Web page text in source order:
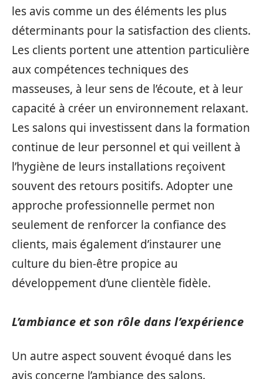
les avis comme un des éléments les plus
déterminants pour la satisfaction des clients.
Les clients portent une attention particulière
aux compétences techniques des
masseuses, à leur sens de l’écoute, et à leur
capacité à créer un environnement relaxant.
Les salons qui investissent dans la formation
continue de leur personnel et qui veillent à
l’hygiène de leurs installations reçoivent
souvent des retours positifs. Adopter une
approche professionnelle permet non
seulement de renforcer la confiance des
clients, mais également d’instaurer une
culture du bien-être propice au
développement d’une clientèle fidèle.
L’ambiance et son rôle dans l’expérience
Un autre aspect souvent évoqué dans les
avis concerne l’ambiance des salons.